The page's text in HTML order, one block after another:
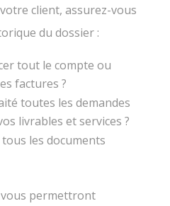
client, assurez-vous
du dossier :
tout le compte ou
factures ?
toutes les demandes
livrables et services ?
les documents
permettront